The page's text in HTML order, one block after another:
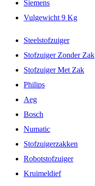
Siemens
Vulgewicht 9 Kg
Steelstofzuiger
Stofzuiger Zonder Zak
Stofzuiger Met Zak
Philips
Aeg
Bosch
Numatic
Stofzuigerzakken
Robotstofzuiger
Kruimeldief